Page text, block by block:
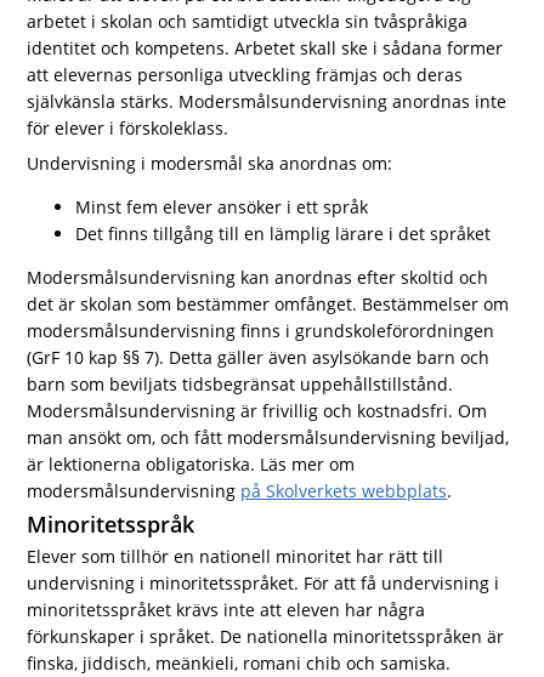
arbetet i skolan och samtidigt utveckla sin tvåspråkiga
identitet och kompetens. Arbetet skall ske i sådana former
att elevernas personliga utveckling främjas och deras
självkänsla stärks. Modersmålsundervisning anordnas inte
för elever i förskoleklass.
Undervisning i modersmål ska anordnas om:
Minst fem elever ansöker i ett språk
Det finns tillgång till en lämplig lärare i det språket
Modersmålsundervisning kan anordnas efter skoltid och
det är skolan som bestämmer omfånget. Bestämmelser om
modersmålsundervisning finns i grundskoleförordningen
(GrF 10 kap §§ 7). Detta gäller även asylsökande barn och
barn som beviljats tidsbegränsat uppehållstillstånd.
Modersmålsundervisning är frivillig och kostnadsfri. Om
man ansökt om, och fått modersmålsundervisning beviljad,
är lektionerna obligatoriska. Läs mer om
modersmålsundervisning på Skolverkets webbplats.
Minoritetsspråk
Elever som tillhör en nationell minoritet har rätt till
undervisning i minoritetsspråket. För att få undervisning i
minoritetsspråket krävs inte att eleven har några
förkunskaper i språket. De nationella minoritetsspråken är
finska, jiddisch, meänkieli, romani chib och samiska.